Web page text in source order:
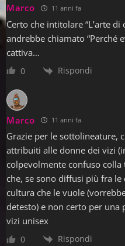
Marco 11 anni fa
Certo che intitolare “L’arte
andrebbe chiamato “Perché
cattiva…
0 Rispondi
Marco 11 anni fa
Grazie per le sottolineature,
attribuiti alle donne dei vizi
colpevolmente confuso colla
che, se sono diffusi più fra
cultura che le vuole
detesto) e non certo per una
vizi unisex
0 Rispondi